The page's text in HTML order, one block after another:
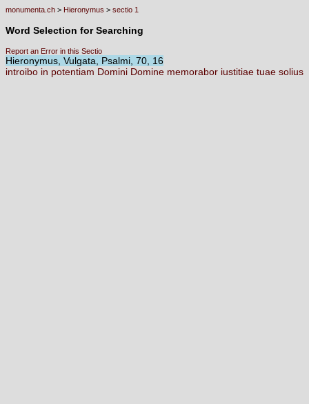
monumenta.ch > Hieronymus > sectio 1
Word Selection for Searching
Report an Error in this Sectio
Hieronymus, Vulgata, Psalmi, 70, 16
introibo in potentiam Domini Domine memorabor iustitiae tuae solius